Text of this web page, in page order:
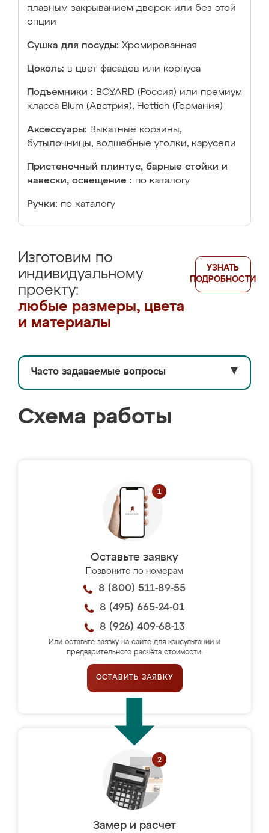
плавным закрыванием дверок или без этой
опции
Сушка для посуды: Хромированная
Цоколь: в цвет фасадов или корпуса
Подъемники : BOYARD (Россия) или премиум
класса Blum (Австрия), Hettich (Германия)
Аксессуары: Выкатные корзины,
бутылочницы, волшебные уголки, карусели
Пристеночный плинтус, барные стойки и
навески, освещение : по каталогу
Ручки: по каталогу
Изготовим по
индивидуальному
проекту:
любые размеры, цвета
и материалы
УЗНАТЬ
ПОДРОБНОСТИ
Часто задаваемые вопросы ▼
Схема работы
Оставьте заявку
Позвоните по номерам
8 (800) 511-89-55
8 (495) 665-24-01
8 (926) 409-68-13
Или оставьте заявку на сайте для консультации и
предварительного расчёта стоимости.
ОСТАВИТЬ ЗАЯВКУ
Замер и расчет